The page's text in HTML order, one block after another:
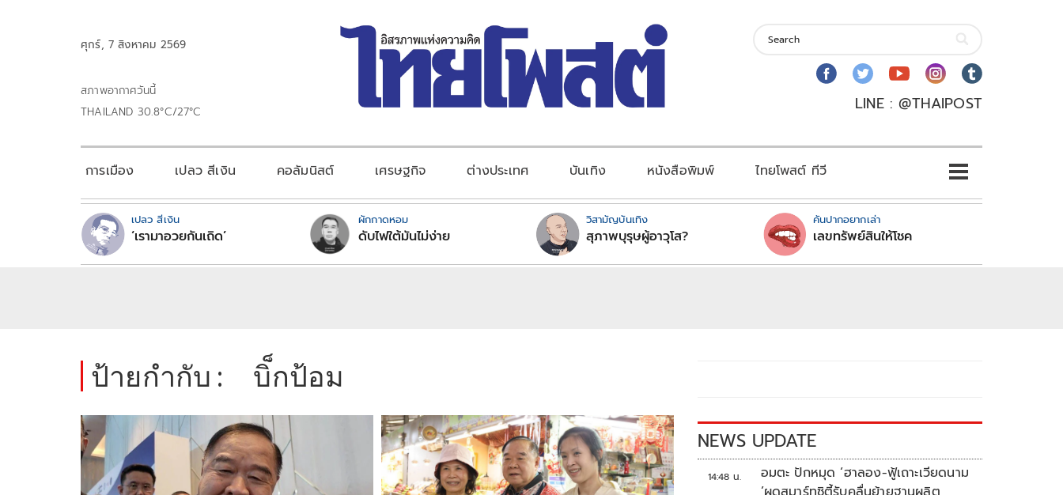
ศุกร์, 7 สิงหาคม 2569
สภาพอากาศวันนี้
THAILAND 30.8°C/27°C
LINE : @THAIPOST
การเมือง เปลว สีเงิน คอลัมนิสต์ เศรษฐกิจ ต่างประเทศ บันเทิง หนังสือพิมพ์ ไทยโพสต์ ทีวี
เปลว สีเงิน
‘เรามาอวยกันเถิด’
ผักกาดหอม
ดับไฟใต้มันไม่ง่าย
วิสามัญบันเทิง
สุภาพบุรุษผู้อาวุโส?
คันปากอยากเล่า
เลขทรัพย์สินให้โชค
ป้ายกำกับ : บิ็กป้อม
NEWS UPDATE
14:48 น.
อมตะ ปักหมุด ‘ฮาลอง-ฟู้เถาะเวียดนาม